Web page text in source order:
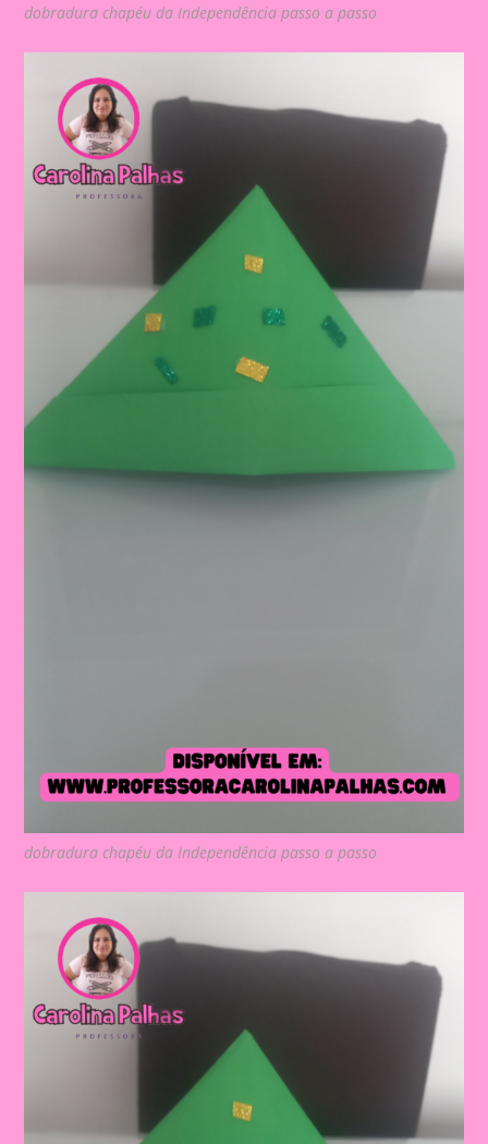
dobradura chapéu da Independência passo a passo
dobradura chapéu da Independência passo a passo